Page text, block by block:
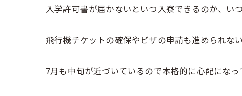
入学許可書が届かないといつ入寮できるのか、い
飛行機チケットの確保やビザの申請も進められな
7月も中旬が近づいているので本格的に心配にな